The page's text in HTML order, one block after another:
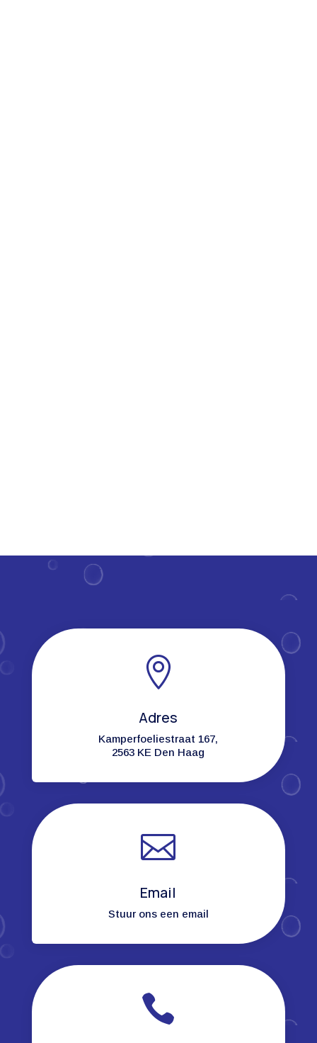

Adres
Kamperfoeliestraat 167,
2563 KE Den Haag

Email
Stuur ons een email
